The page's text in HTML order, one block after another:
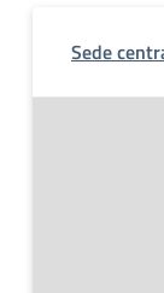
Sede